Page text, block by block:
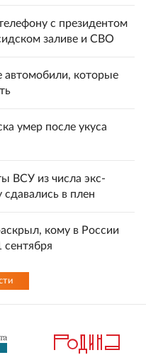
с президентом
заливе и СВО
автомобили, которые
умер после укуса
ВСУ из числа экс-
в плен
кому в России
сентября